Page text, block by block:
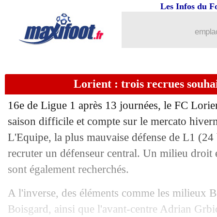
Les Infos du
Lorient : trois recrues
16e de Ligue 1 après 13 journées, le FC
saison difficile et compte sur le mercato
L'Equipe, la plus mauvaise défense de L1 (24
recruter un défenseur central. Un milieu droit
sont également recherchés.
A l'inverse, des éléments comme les milieux
Boisgard, ainsi que l'avant-centre Adrian
Montpellier
28/11 Juve
28/11 PSG: la demande du CUP au public
28/11 Bayern : Neuer et Ulreich prolongés
28/11 LdC (U19): le PSG battu par
28/11 Man Utd: Van de Beek veut partir
28/11 Barça: un match amical à Dallas fait